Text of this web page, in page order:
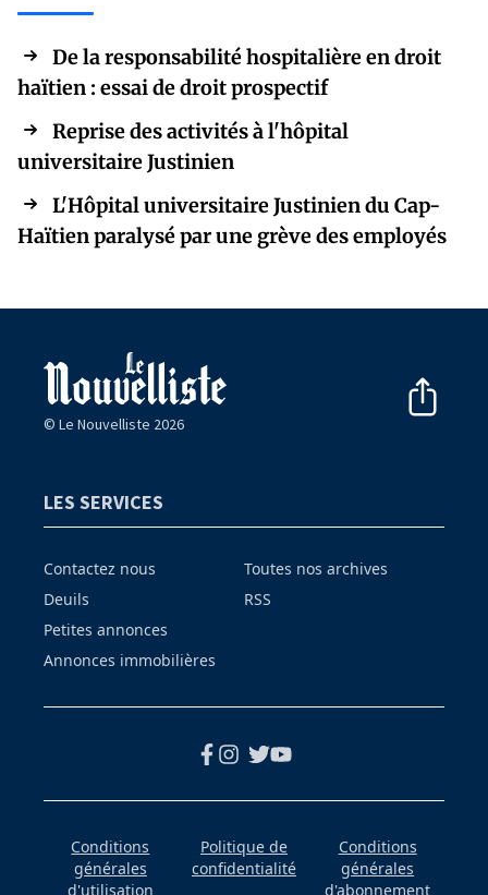
De la responsabilité hospitalière en droit
haïtien : essai de droit prospectif
Reprise des activités à l'hôpital
universitaire Justinien
L'Hôpital universitaire Justinien du Cap-
Haïtien paralysé par une grève des employés
© Le Nouvelliste 2026
LES SERVICES
Contactez nous
Deuils
Petites annonces
Annonces immobilières
Toutes nos archives
RSS
Conditions
générales
d'utilisation
Politique de
confidentialité
Conditions
générales
d'abonnement